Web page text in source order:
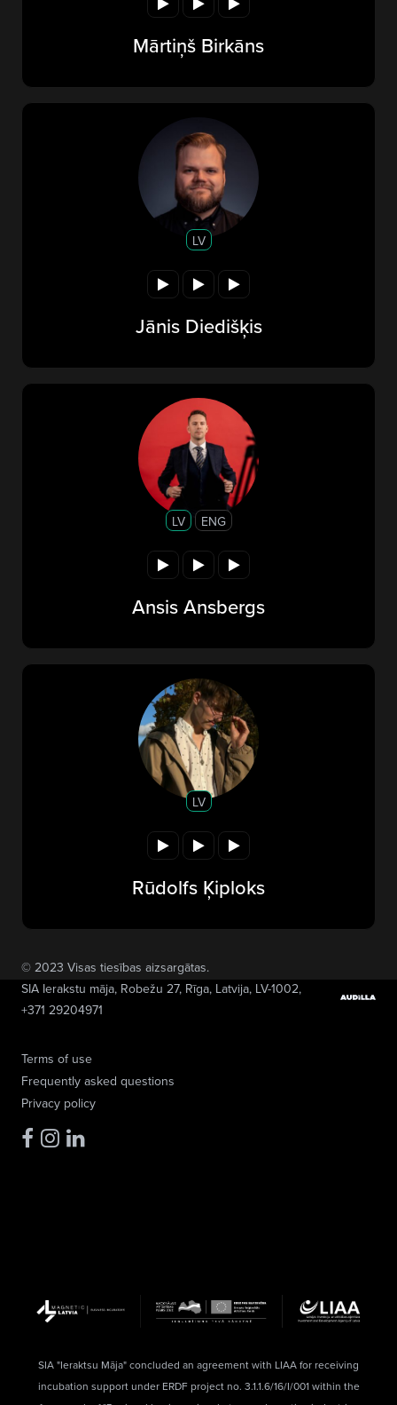
Mārtiņš Birkāns
LV
Jānis Diedišķis
LV ENG
Ansis Ansbergs
LV
Rūdolfs Ķiploks
Terms of use
Frequently asked questions
Privacy policy
© 2023 Visas tiesības aizsargātas.
SIA Ierakstu māja, Robežu 27, Rīga, Latvija, LV-1002,
+371 29204971
SIA "Ieraktsu Māja" concluded an agreement with LIAA for receiving
incubation support under ERDF project no. 3.1.1.6/16/I/001 within the